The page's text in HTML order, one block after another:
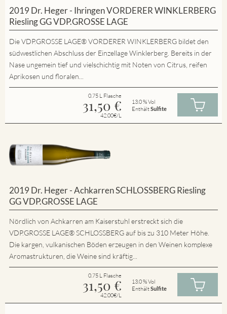
2019 Dr. Heger - Ihringen VORDERER WINKLERBERG
Riesling GG VDP.GROSSE LAGE
Die VDP.GROSSE LAGE® VORDERER WINKLERBERG bildet den
südwestlichen Abschluss der Einzellage Winklerberg. Bereits in der
Nase ungemein tief und vielschichtig mit Noten von Citrus, reifen
Aprikosen und floralen...
0.75 L Flasche
31,50 €
42.00€/L
13.0 % Vol
EnthältSulfite
2019 Dr. Heger - Achkarren SCHLOSSBERG Riesling
GG VDP.GROSSE LAGE
Nördlich von Achkarren am Kaiserstuhl erstreckt sich die
VDP.GROSSE LAGE® SCHLOSSBERG auf bis zu 310 Meter Höhe.
Die kargen, vulkanischen Böden erzeugen in den Weinen komplexe
Aromastrukturen, die Weine sind kräftig...
0.75 L Flasche
31,50 €
42.00€/L
13.0 % Vol
EnthältSulfite